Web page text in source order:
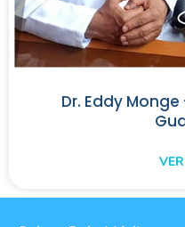
Dr. Eddy